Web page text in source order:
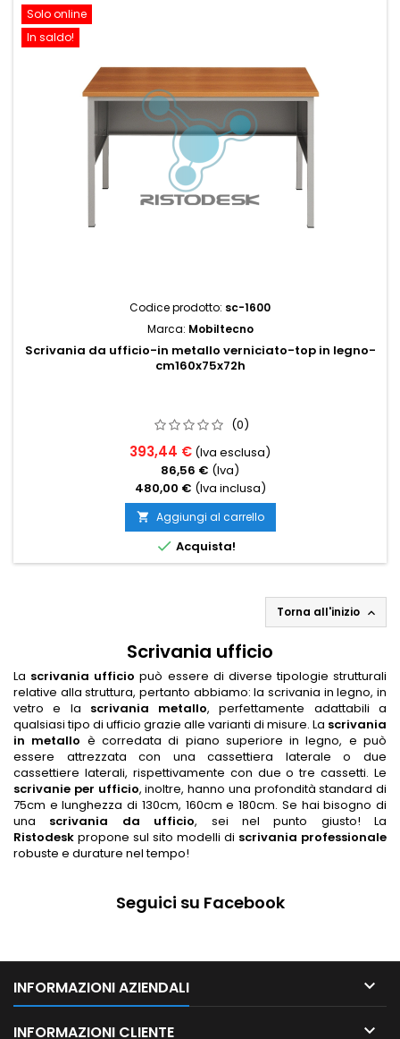
Solo online
In saldo!
Codice prodotto: sc-1600
Marca: Mobiltecno
Scrivania da ufficio-in metallo verniciato-top in legno-
cm160x75x72h
(0)
393,44 € (Iva esclusa)
86,56 € (Iva)
480,00 € (Iva inclusa)
 Aggiungi al carrello
 Acquista!
Torna all'inizio 
Scrivania ufficio
La scrivania ufficio può essere di diverse tipologie strutturali
relative alla struttura, pertanto abbiamo:la scrivania in legno, in
vetro e la scrivania metallo, perfettamente adattabili a
qualsiasi tipo di ufficio grazie alle varianti di misure. La scrivania
in metallo è corredata di piano superiore in legno, e può
essere attrezzata con una cassettiera laterale o due
cassettiere laterali, rispettivamente con due o tre cassetti. Le
scrivanie per ufficio, inoltre, hanno una profondità standard di
75cm e lunghezza di 130cm, 160cm e 180cm. Se hai bisogno di
una scrivania da ufficio, sei nel punto giusto! La
Ristodesk propone sul sito modelli di scrivania professionale
robuste e durature nel tempo!
Seguici su Facebook
INFORMAZIONI AZIENDALI 
INFORMAZIONI CLIENTE 